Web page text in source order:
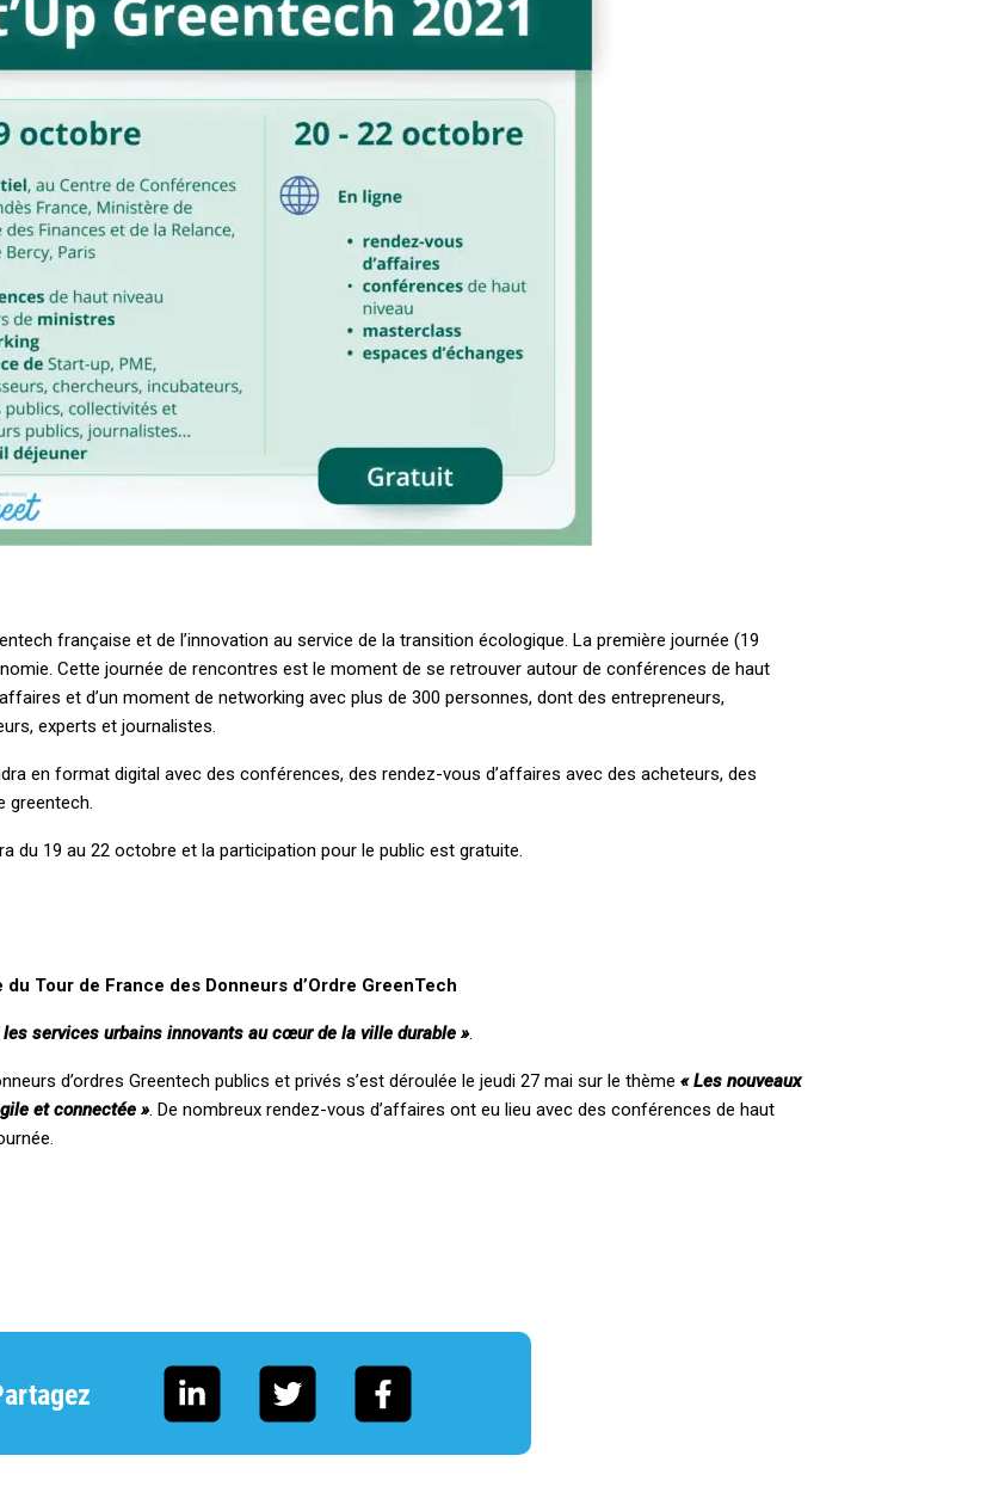
française et de l’innovation au service de la transition écologique. La première journée (19
Cette journée de rencontres est le moment de se retrouver autour de conférences de haut
et d’un moment de networking avec plus de 300 personnes, dont des entrepreneurs,
experts et journalistes.
en format digital avec des conférences, des rendez-vous d’affaires avec des acheteurs, des
greentech.
du 19 au 22 octobre et la participation pour le public est gratuite.
Tour de France des Donneurs d’Ordre GreenTech
services urbains innovants au cœur de la ville durable »
d’ordres Greentech publics et privés s’est déroulée le jeudi 27 mai sur le thème« Les nouveaux
et connectée » . De nombreux rendez-vous d’affaires ont eu lieu avec des conférences de haut